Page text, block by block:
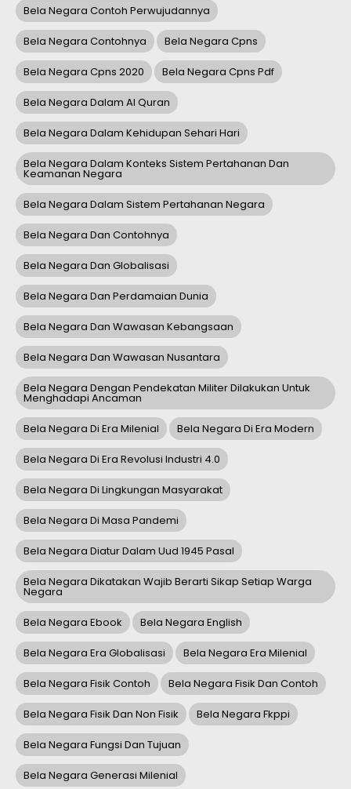
Bela Negara Contoh Perwujudannya
Bela Negara Contohnya Bela Negara Cpns
Bela Negara Cpns 2020 Bela Negara Cpns Pdf
Bela Negara Dalam Al Quran
Bela Negara Dalam Kehidupan Sehari Hari
Bela Negara Dalam Konteks Sistem Pertahanan Dan
Keamanan Negara
Bela Negara Dalam Sistem Pertahanan Negara
Bela Negara Dan Contohnya
Bela Negara Dan Globalisasi
Bela Negara Dan Perdamaian Dunia
Bela Negara Dan Wawasan Kebangsaan
Bela Negara Dan Wawasan Nusantara
Bela Negara Dengan Pendekatan Militer Dilakukan Untuk
Menghadapi Ancaman
Bela Negara Di Era Milenial Bela Negara Di Era Modern
Bela Negara Di Era Revolusi Industri 4.0
Bela Negara Di Lingkungan Masyarakat
Bela Negara Di Masa Pandemi
Bela Negara Diatur Dalam Uud 1945 Pasal
Bela Negara Dikatakan Wajib Berarti Sikap Setiap Warga
Negara
Bela Negara Ebook Bela Negara English
Bela Negara Era Globalisasi Bela Negara Era Milenial
Bela Negara Fisik Contoh Bela Negara Fisik Dan Contoh
Bela Negara Fisik Dan Non Fisik Bela Negara Fkppi
Bela Negara Fungsi Dan Tujuan
Bela Negara Generasi Milenial